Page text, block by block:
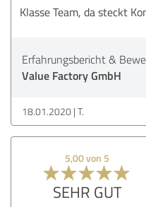
Klasse Team, da steckt
Erfahrungsbericht &
Value Factory GmbH
18.01.2020 T.
5,00 von 5
SEHR GUT